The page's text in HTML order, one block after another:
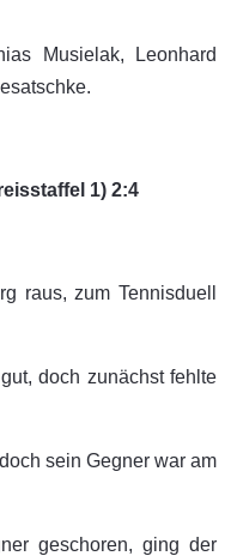
Musielak, Leonhard
1) 2:4
raus, zum Tennisduell
doch zunächst fehlte
sein Gegner war am
geschoren, ging der